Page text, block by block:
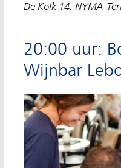
De Kolk 14, NYMA-
20:00 uur:
Wijnbar